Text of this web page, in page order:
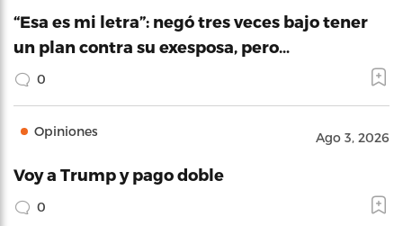
“Esa es mi letra”: negó tres veces bajo tener
un plan contra su exesposa, pero…
0
Opiniones Ago 3, 2026
Voy a Trump y pago doble
0